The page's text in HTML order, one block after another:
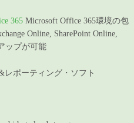
365 Microsoft Office 365環境の包
Online, SharePoint Online,
ップが可能
レポーティング・ソフト